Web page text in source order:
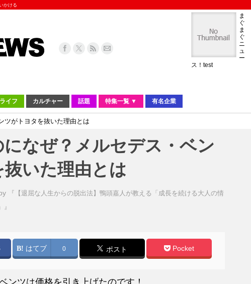
かける
ま
ぐ
ま
ぐ
ニ
ュ
ー
ス！test
ライフ カルチャー 話題 特集一覧 ▼ 有名企業
ツがトヨタを抜いた理由とは
なぜ？メルセデス・ベン
いた理由とは
『【退屈な人生からの脱出法】鴨頭嘉人が教える「成長を続ける大人の情
はてブ 0 ポスト Pocket
ンツは価格を引き上げたのです！